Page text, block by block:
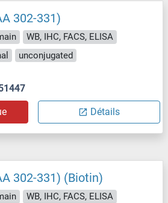
302-331)
WB, IHC, FACS, ELISA
unconjugated
Détails
302-331) (Biotin)
WB, IHC, FACS, ELISA